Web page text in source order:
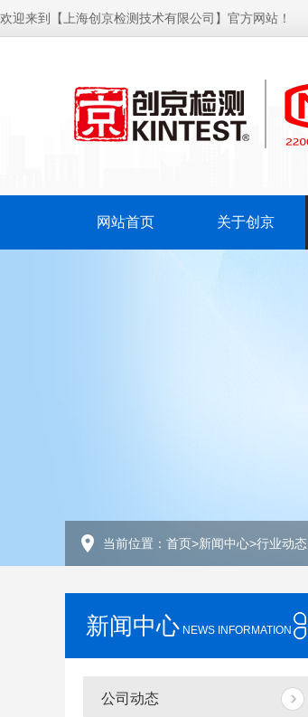
欢迎来到【上海创京检测技术有限公司】官方网站！
网站首页 关于创京
当前位置： 首页>新闻中心>行业动态
新闻中心 NEWS INFORMATION
公司动态